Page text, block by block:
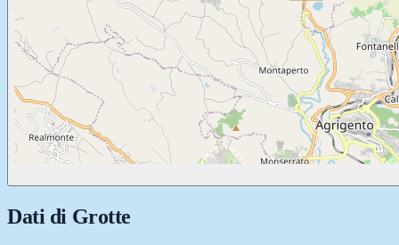
Dati di Grotte